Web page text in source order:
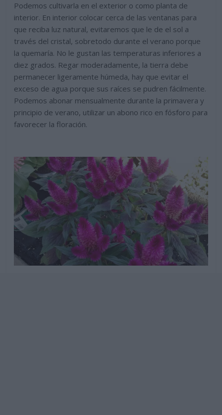
Podemos cultivarla en el exterior o como planta de
interior. En interior colocar cerca de las ventanas para
que reciba luz natural, evitaremos que le de el sol a
través del cristal, sobretodo durante el verano porque
la quemaría. No le gustan las temperaturas inferiores a
diez grados. Regar moderadamente, la tierra debe
permanecer ligeramente húmeda, hay que evitar el
exceso de agua porque sus raíces se pudren fácilmente.
Podemos abonar mensualmente durante la primavera y
principio de verano, utilizar un abono rico en fósforo para
favorecer la floración.